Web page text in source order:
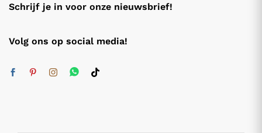
Schrijf je in voor onze nieuwsbrief!
Volg ons op social media!